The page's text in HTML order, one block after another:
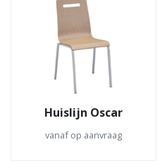
Huislijn Oscar
vanaf op aanvraag